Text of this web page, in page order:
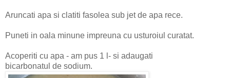
Aruncati apa si clatiti fasolea sub jet de apa rece.
Puneti in oala minune impreuna cu usturoiul curatat.
Acoperiti cu apa - am pus 1 l- si adaugati
bicarbonatul de sodium.